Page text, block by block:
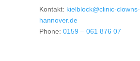
Kontakt: kielblock@clinic-clowns-
hannover.de
Phone: 0159 – 061 876 07